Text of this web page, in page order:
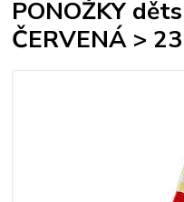
PONOŽKY
ČERVENÁ >